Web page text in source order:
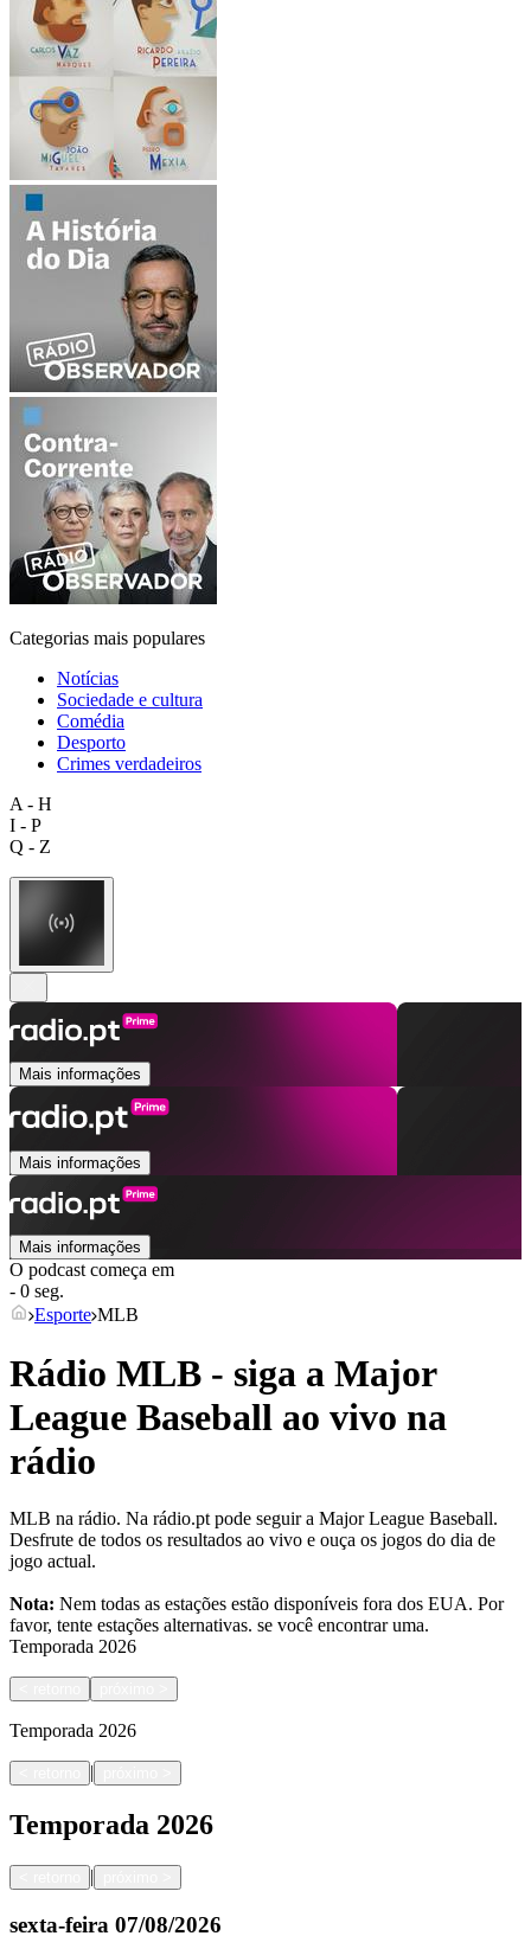
Categorias mais populares
Notícias
Sociedade e cultura
Comédia
Desporto
Crimes verdadeiros
A - H
I - P
Q - Z
Mais informações
Mais informações
Mais informações
O podcast começa em
- 0 seg.
Esporte MLB
Rádio MLB - siga a Major
League Baseball ao vivo na
rádio
MLB na rádio. Na rádio.pt pode seguir a Major League Baseball.
Desfrute de todos os resultados ao vivo e ouça os jogos do dia de
jogo actual.
Nota: Nem todas as estações estão disponíveis fora dos EUA. Por
favor, tente estações alternativas. se você encontrar uma.
Temporada 2026
Temporada 2026
|
Temporada 2026
|
sexta-feira 07/08/2026